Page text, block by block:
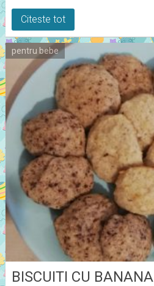
Citeste tot
pentru bebe
BISCUITI CU BANANA